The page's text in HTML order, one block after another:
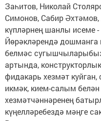
Заһитов, Николай
Симонов, Сабир
күпләрнең шанлы исеме
Йөрәкләрендә дошманга
белмәс
артында,
фидакарь хезмәт
икмәк, кием-салым
хезмәтчәннәренең
күңелләребездә мәңге